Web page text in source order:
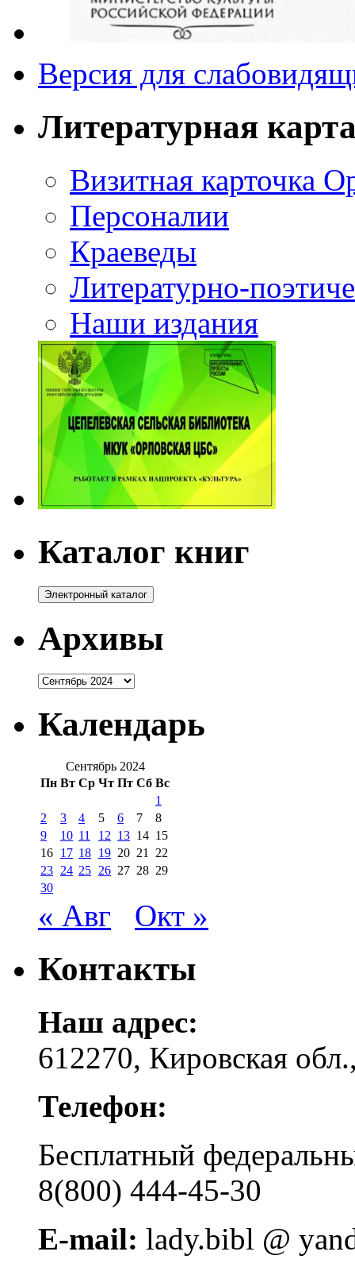
Версия для
Литературная
Визитная карточка
Персоналии
Краеведы
Литературно-
Наши издания
Каталог книг
Архивы
Архивы
Календарь
Сентябрь 2024
Пн Вт Ср Чт Пт Сб Вс
1
2
3 4 5 6 7
8
9
10 11 12 13 14 15
16 17 18 19 20 21
22
23 24 25 26 27 28 29
30
« Авг Окт »
Контакты
Наш адрес:
612270, Кировская
Телефон:
Бесплатный
8(800) 444-45-30
E-mail: lady.bibl @